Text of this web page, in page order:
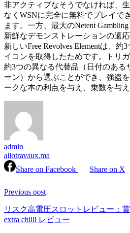
非アクティブなそうでなければ、
なくWSNに完全に無料でプレイで
ます。一方、最大のNetent Gambling
新鮮なデモンストレーションの適
新しいFree Revolves Elementは、
イコンを取得したためです。トリ
約3つの異なる代替品（日付のある
ーン）から選ぶことができ、強盗
ークな本の利点を与え、乗数を与
admin
allotravaux.ma
Share on Facebook
Share on X
Reading
Previous post
リスク高電圧スロットレビュー：
extra chilli レビュー